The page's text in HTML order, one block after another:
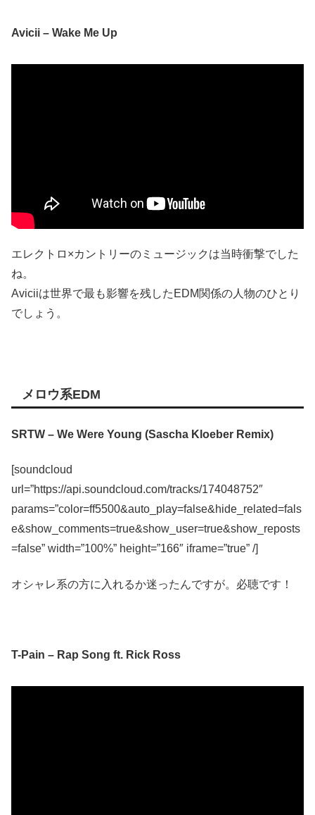
Avicii – Wake Me Up
エレクトロ×カントリーのミュージックは当時衝撃でした
ね。
Aviciiは世界で最も影響を残したEDM関係の人物のひとり
でしょう。
メロウ系EDM
SRTW – We Were Young (Sascha Kloeber Remix)
[soundcloud
url=”https://api.soundcloud.com/tracks/174048752″
params=”color=ff5500&auto_play=false&hide_related=fals
e&show_comments=true&show_user=true&show_reposts
=false” width=”100%” height=”166″ iframe=”true” /]
オシャレ系の方に入れるか迷ったんですが。必聴です！
T-Pain – Rap Song ft. Rick Ross